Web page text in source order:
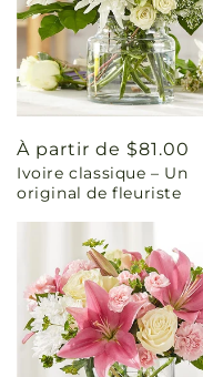
Prix
habituel
À partir de $81.00
Ivoire classique – Un
original de fleuriste